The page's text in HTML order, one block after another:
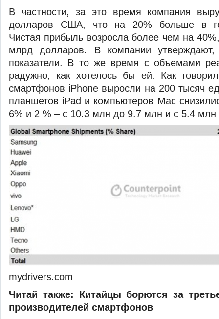
В частности, за это время компания
долларов США, что на 20% больше в
Чистая прибыль возросла более чем на
млрд долларов. В компании утверждают,
показатели. В то же время с объемами
радужно, как хотелось бы ей. Как
смартфонов iPhone выросли на 200 тысяч
планшетов iPad и компьютеров Mac
6% и 2 % – с 10.3 млн до 9.7 млн и с 5.4
mydrivers.com
Читай также: Китайцы борются за
производителей смартфонов